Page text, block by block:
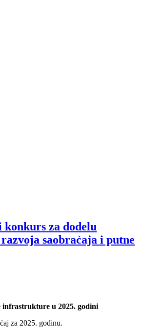
za dodelu
saobraćaja i putne
infrastrukture u 2025. godini
za 2025. godinu.